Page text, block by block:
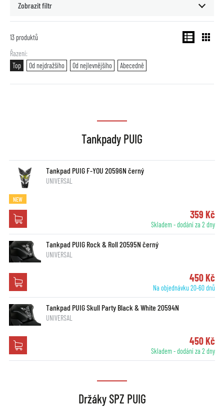
Zobrazit filtr
13 produktů
Řazení
Top
Od nejdražšího Od nejlevnějšího Abecedně
Tankpady PUIG
Tankpad PUIG F-YOU 20596N černý
UNIVERSAL
NEW
359 Kč
Skladem - dodání za 2 dny
Tankpad PUIG Rock & Roll 20595N černý
UNIVERSAL
450 Kč
Na objednávku 20-60 dnů
Tankpad PUIG Skull Party Black & White 20594N
UNIVERSAL
450 Kč
Skladem - dodání za 2 dny
Držáky SPZ PUIG